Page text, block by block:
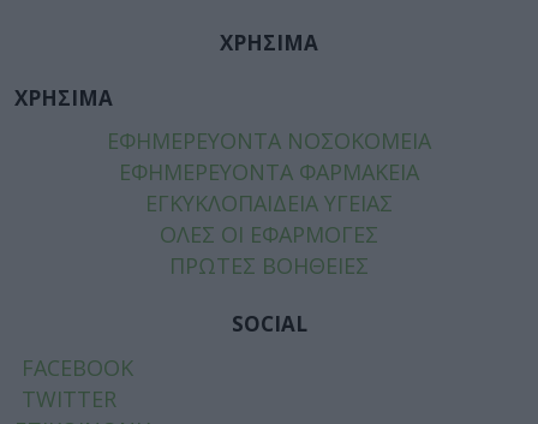
ΧΡΗΣΙΜΑ
ΧΡΗΣΙΜΑ
ΕΦΗΜΕΡΕΥΟΝΤΑ ΝΟΣΟΚΟΜΕΙΑ
ΕΦΗΜΕΡΕΥΟΝΤΑ ΦΑΡΜΑΚΕΙΑ
ΕΓΚΥΚΛΟΠΑΙΔΕΙΑ ΥΓΕΙΑΣ
ΟΛΕΣ ΟΙ ΕΦΑΡΜΟΓΕΣ
ΠΡΩΤΕΣ ΒΟΗΘΕΙΕΣ
SOCIAL
FACEBOOK
TWITTER